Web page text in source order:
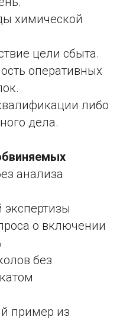
химической
цели сбыта.
оперативных
либо
дела.
анализа
экспертизы
о включении
без
пример из